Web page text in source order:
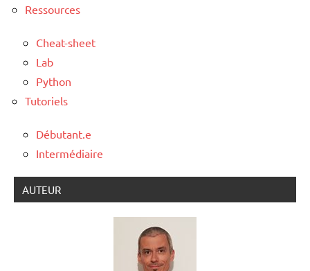
Ressources
Cheat-sheet
Lab
Python
Tutoriels
Débutant.e
Intermédiaire
AUTEUR